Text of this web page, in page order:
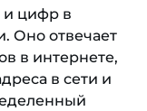
и цифр в
Оно отвечает
в интернете,
в сети и